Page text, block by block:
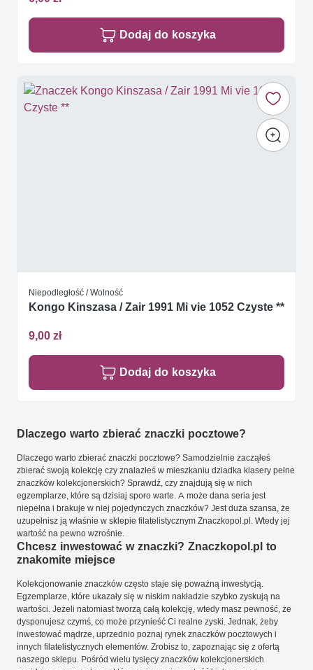
Dodaj do koszyka
Niepodległość / Wolność
Kongo Kinszasa / Zair 1991 Mi vie 1052 Czyste **
9,00 zł
Dodaj do koszyka
Dlaczego warto zbierać znaczki pocztowe?
Dlaczego warto zbierać znaczki pocztowe? Samodzielnie zacząłeś
zbierać swoją kolekcję czy znalazłeś w mieszkaniu dziadka klasery pełne
znaczków kolekcjonerskich? Sprawdź, czy znajdują się w nich
egzemplarze, które są dzisiaj sporo warte. A może dana seria jest
niepełna i brakuje w niej pojedynczych znaczków? Jest duża szansa, że
uzupełnisz ją właśnie w sklepie filatelistycznym Znaczkopol.pl. Wtedy jej
wartość na pewno wzrośnie.
Chcesz inwestować w znaczki? Znaczkopol.pl to
znakomite miejsce
Kolekcjonowanie znaczków często staje się poważną inwestycją.
Egzemplarze, które ukazały się w niskim nakładzie szybko zyskują na
wartości. Jeżeli natomiast tworzą całą kolekcję, wtedy masz pewność, że
dysponujesz czymś, co może przynieść Ci realne zyski. Jednak, żeby
inwestować mądrze, uprzednio poznaj rynek znaczków pocztowych i
innych filatelistycznych elementów. Zrobisz to, zapoznając się z ofertą
naszego sklepu. Pośród wielu tysięcy znaczków kolekcjonerskich